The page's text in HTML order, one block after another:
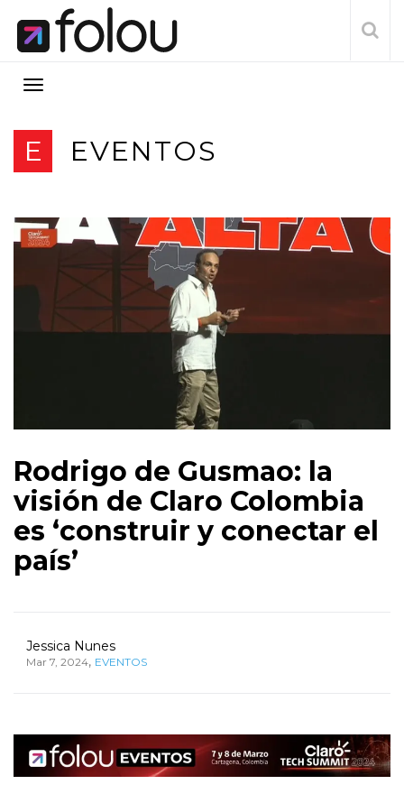
E EVENTOS
Rodrigo de Gusmao: la
visión de Claro Colombia
es ‘construir y conectar el
país’
Jessica Nunes
Mar 7, 2024, EVENTOS